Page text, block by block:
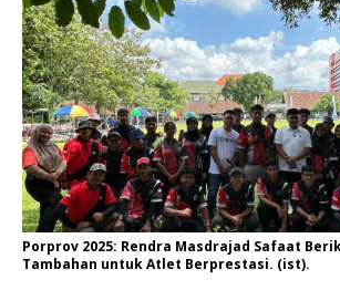
Porprov 2025: Rendra Masdrajad Safaat
Tambahan untuk Atlet Berprestasi. (ist).